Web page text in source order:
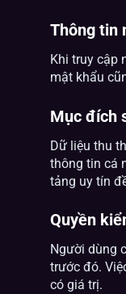
Thông tin
Khi truy cập
mật khẩu
Mục đích
Dữ liệu thu
thông tin cá
tảng uy tín
Quyền
Người dùng
trước đó.
có giá trị.